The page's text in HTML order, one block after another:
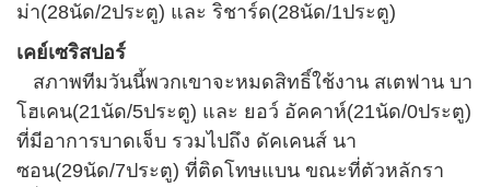
ม่า(28นัด/2ประตู) และ ริชาร์ด(28นัด/1ประตู)
เคย์เซริสปอร์
สภาพทีมวันนี้พวกเขาจะหมดสิทธิ์ใช้งาน สเตฟาน บา
โฮเคน(21นัด/5ประตู) และ ยอว์ อัคคาห์(21นัด/0ประตู)
ที่มีอาการบาดเจ็บ รวมไปถึง ดัคเคนส์ นา
ซอน(29นัด/7ประตู) ที่ติดโทษแบน ขณะที่ตัวหลักรา